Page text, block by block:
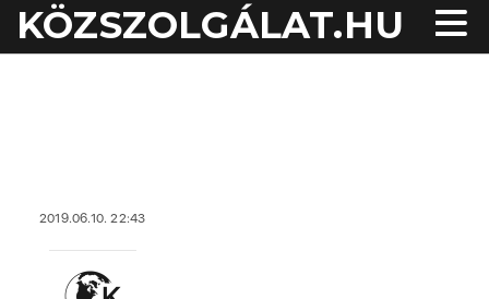
KÖZSZOLGÁLAT.HU
2019.06.10. 22:43